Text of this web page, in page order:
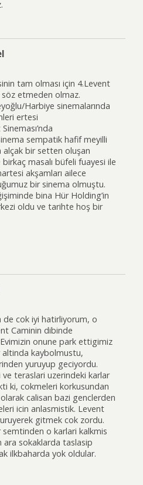
tam olması için 4.Levent
söz etmeden olmaz.
Harbiye sinemalarında
ertesi
sempatik hafif meyilli
alçak bir setten oluşan
masalı büfeli fuayesi ile
akşamları ailece
bir sinema olmuştu.
bina Hür Holding’in
oldu ve tarihte hoş bir
de cok iyi hatirliyorum, o
Caminin dibinde
onune park ettigimiz
altinda kaybolmustu,
yuruyup geciyordu.
ve teraslari uzerindeki karlar
ki, cokmeleri korkusundan
calisan bazi genclerden
icin anlasmistik. Levent
gitmek cok zordu.
semtinden o karlari kalkmis
ara sokaklarda taslasip
ilkbaharda yok oldular.